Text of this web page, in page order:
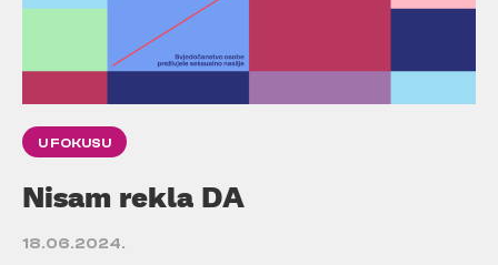
U FOKUSU
Nisam rekla DA
18.06.2024.